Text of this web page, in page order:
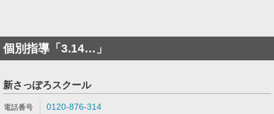
個別指導「3.14…」
新さっぽろスクール
0120-876-314